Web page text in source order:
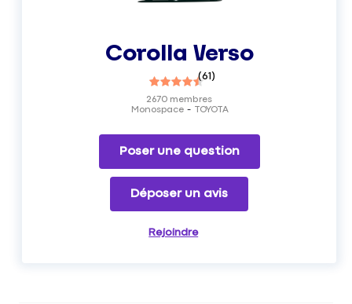
Corolla Verso
(61)
Monospace TOYOTA
2670 membres
Poser une question
Déposer un avis
Rejoindre